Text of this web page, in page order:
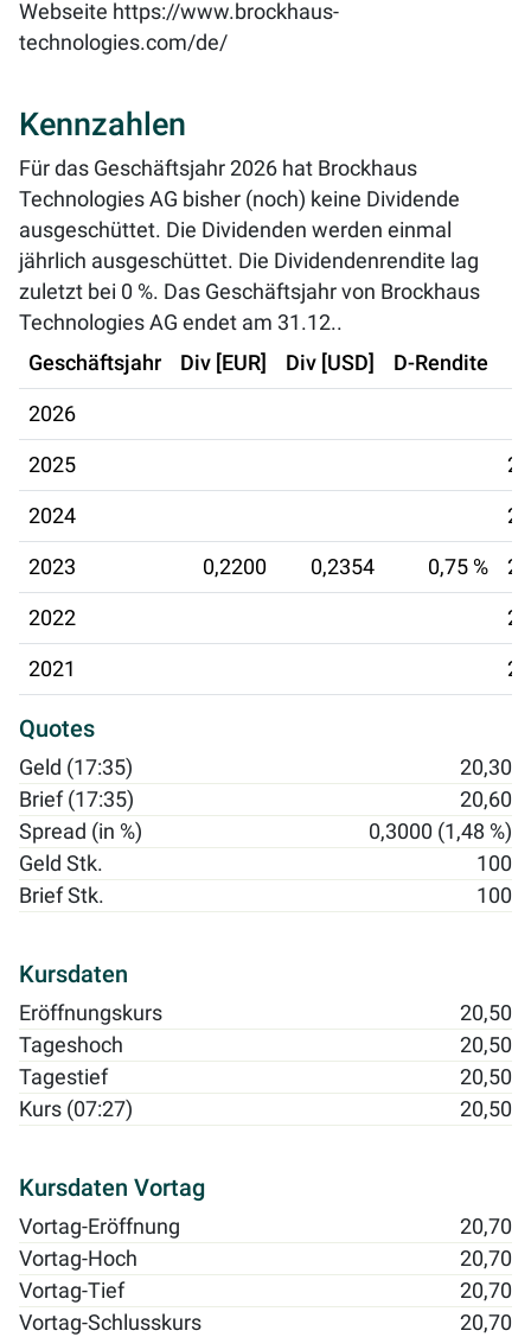
Webseite https://www.brockhaus-
technologies.com/de/
Kennzahlen
Für das Geschäftsjahr 2026 hat Brockhaus
Technologies AG bisher (noch) keine Dividende
ausgeschüttet. Die Dividenden werden einmal
jährlich ausgeschüttet. Die Dividendenrendite lag
zuletzt bei 0 %. Das Geschäftsjahr von Brockhaus
Technologies AG endet am 31.12..
Geschäftsjahr
Div [EUR] Div [USD] D-Rendite
2026
2025
2024
2023 0,2200 0,2354 0,75 %
2022
2021
Quotes
Geld (17:35)
20,30
Brief (17:35)
20,60
Spread (in %)
0,3000 (1,48 %)
Geld Stk.
100
Brief Stk.
100
Kursdaten
Eröffnungskurs
20,50
Tageshoch
20,50
Tagestief
20,50
Kurs (07:27)
20,50
Kursdaten Vortag
Vortag-Eröffnung
20,70
Vortag-Hoch
20,70
Vortag-Tief
20,70
Vortag-Schlusskurs
20,70